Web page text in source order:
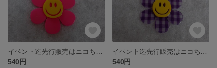
540円
540円